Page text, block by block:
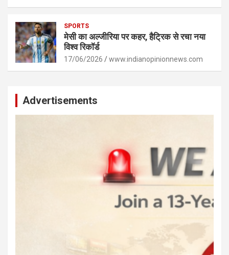
SPORTS
मेसी का अल्जीरिया पर कहर, हैट्रिक से रचा नया
विश्व रिकॉर्ड
17/06/2026 www.indianopinionnews.com
Advertisements